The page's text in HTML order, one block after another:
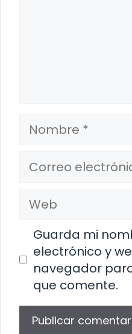
Nombre
Correo
electrónico
Web
Guarda mi
electrónico y
navegador
que comente.